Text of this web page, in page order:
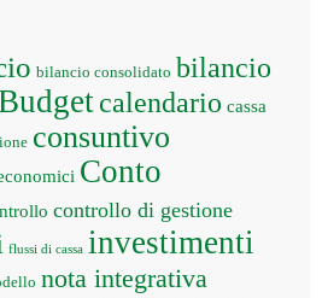
bilancio consolidato bilancio
calendario cassa
consuntivo
Conto
controllo di gestione
flussi di cassa investimenti
nota integrativa